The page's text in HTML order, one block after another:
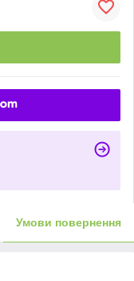
Умови повернення